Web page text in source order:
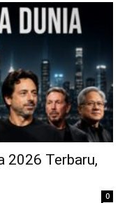
2026 Terbaru,
0